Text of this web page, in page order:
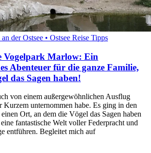
der Ostsee • Ostsee Reise Tipps
Vogelpark Marlow: Ein
Abenteuer für die ganze Familie,
das Sagen haben!
von einem außergewöhnlichen Ausflug
Kurzem unternommen habe. Es ging in den
Ort, an dem die Vögel das Sagen haben
fantastische Welt voller Federpracht und
entführen. Begleitet mich auf